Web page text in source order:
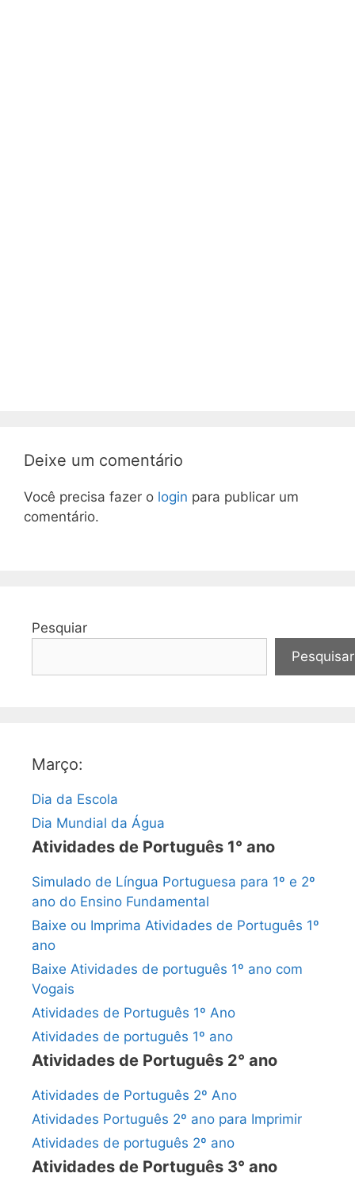
Deixe um comentário
Você precisa fazer o login para publicar um
comentário.
Pesquiar
Pesquisar
Março:
Dia da Escola
Dia Mundial da Água
Atividades de Português 1° ano
Simulado de Língua Portuguesa para 1º e 2º
ano do Ensino Fundamental
Baixe ou Imprima Atividades de Português 1º
ano
Baixe Atividades de português 1º ano com
Vogais
Atividades de Português 1º Ano
Atividades de português 1º ano
Atividades de Português 2° ano
Atividades de Português 2º Ano
Atividades Português 2º ano para Imprimir
Atividades de português 2º ano
Atividades de Português 3° ano